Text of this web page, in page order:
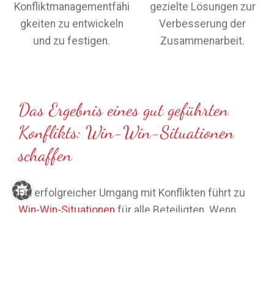
Konfliktmanagementfähi
gkeiten zu entwickeln
und zu festigen.
gezielte Lösungen zur
Verbesserung der
Zusammenarbeit.
Das Ergebnis eines gut geführten
Konflikts: Win-Win-Situationen
schaffen
Ein erfolgreicher Umgang mit Konflikten führt zu
Win-Win-Situationen für alle Beteiligten. Wenn